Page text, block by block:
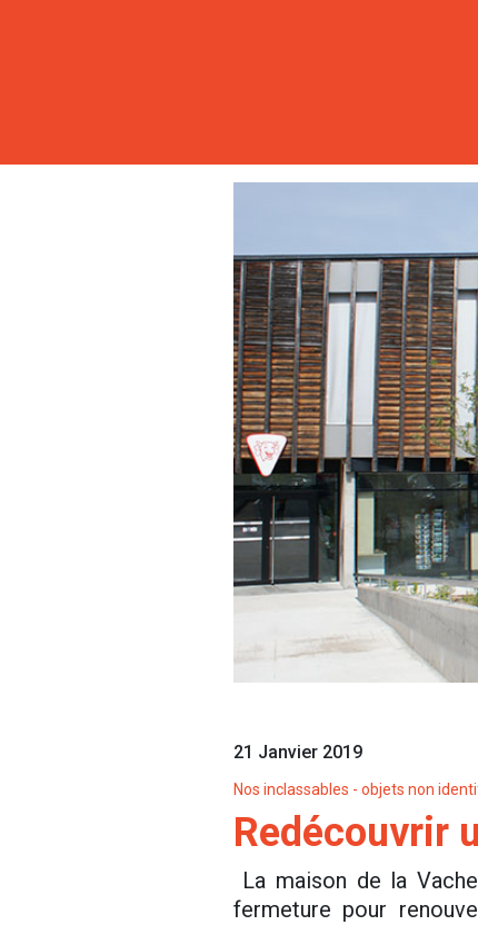
21 Janvier 2019
Nos inclassables - objets non
Redécouvrir
La maison de la
fermeture pour